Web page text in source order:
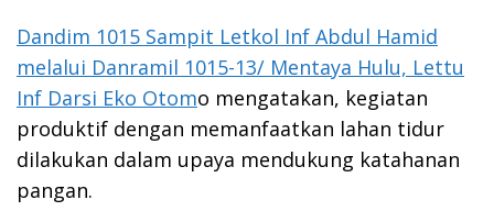
Dandim 1015 Sampit Letkol Inf Abdul Hamid
melalui Danramil 1015-13/ Mentaya Hulu, Lettu
Inf Darsi Eko Otomo mengatakan, kegiatan
produktif dengan memanfaatkan lahan tidur
dilakukan dalam upaya mendukung katahanan
pangan.